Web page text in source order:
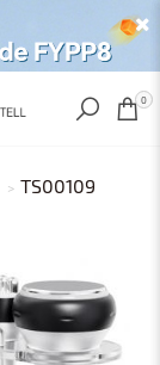
EUR 0
TS00109